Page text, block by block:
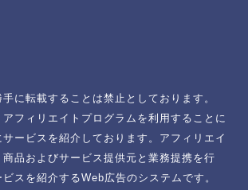
に転載することは禁止としております。
アフィリエイトプログラムを利用することに
ービスを紹介しております。アフィリエイ
商品およびサービス提供元と業務提携を行
スを紹介するWeb広告のシステムです。